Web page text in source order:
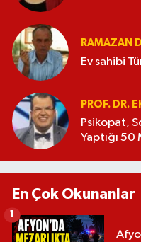
RAMAZAN
Ev sahibi
PROF. DR.
Psikopat,
Yaptığı 50
En Çok Okunanlar
1